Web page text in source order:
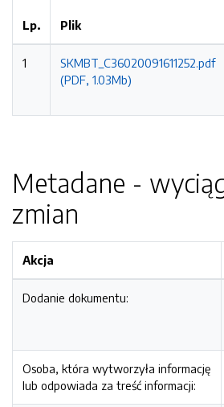
Lp. Plik
1
SKMBT_C36020091611252.pdf
(PDF, 1.03Mb)
Metadane -
zmian
Akcja
Dodanie dokumentu:
Osoba, która wytworzyła informację
lub odpowiada za treść informacji: